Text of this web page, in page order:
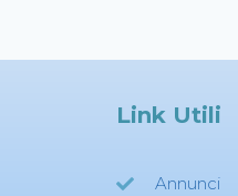
Link Utili
Annunci